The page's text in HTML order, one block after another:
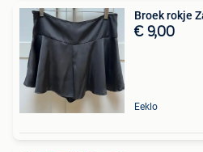
Broek rokje
€ 9,00
Eeklo